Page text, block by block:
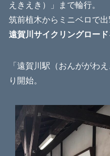
えきえき）」まで輪行。
筑前植木からミニベロで出
遠賀川サイクリングロード
「遠賀川駅（おんががわ
り開始。